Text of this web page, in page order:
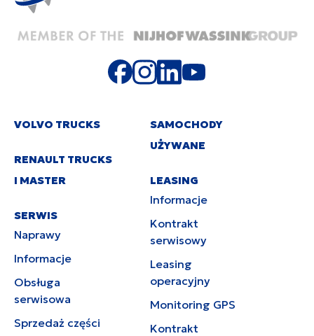
VOLVO TRUCKS
RENAULT TRUCKS
I MASTER
SERWIS
Naprawy
Informacje
Obsługa
serwisowa
Sprzedaż części
SAMOCHODY
UŻYWANE
LEASING
Informacje
Kontrakt
serwisowy
Leasing
operacyjny
Monitoring GPS
Kontrakt